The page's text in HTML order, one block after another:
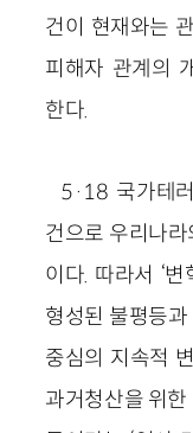
건이 현재와는
피해자 관계의
한다.
5·18 국가테
건으로 우리나
이다. 따라서 ‘
형성된 불평등과
중심의 지속적
과거청산을 위한